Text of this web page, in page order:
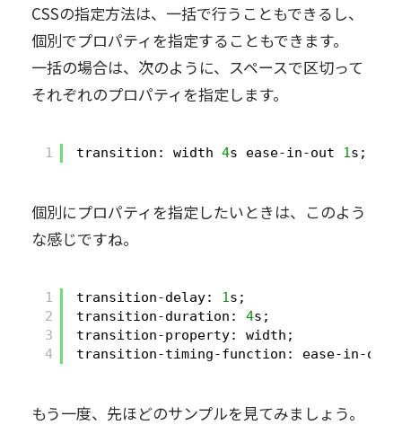
CSSの指定方法は、一括で行うこともできるし、
個別でプロパティを指定することもできます。
一括の場合は、次のように、スペースで区切って
それぞれのプロパティを指定します。
1 transition: width 4s ease-in-out 1s;
個別にプロパティを指定したいときは、このよう
な感じですね。
1
2
3
4
transition-delay: 1s;
transition-duration: 4s;
transition-property: width;
transition-timing-function: ease-in-out;
もう一度、先ほどのサンプルを見てみましょう。